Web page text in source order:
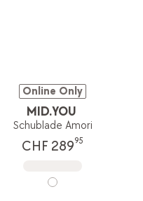
Online Only
MID.YOU
Schublade Amori
CHF 28995